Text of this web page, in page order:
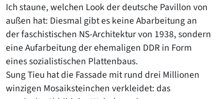
Ich staune, welchen Look der deutsche Pavillon von
außen hat: Diesmal gibt es keine Abarbeitung an
der faschistischen NS-Architektur von 1938, sondern
eine Aufarbeitung der ehemaligen DDR in Form
eines sozialistischen Plattenbaus.
Sung Tieu hat die Fassade mit rund drei Millionen
winzigen Mosaiksteinchen verkleidet: das